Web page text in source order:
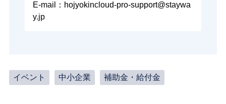
E-mail：hojyokincloud-pro-support@staywa
y.jp
イベント 中小企業 補助金・給付金